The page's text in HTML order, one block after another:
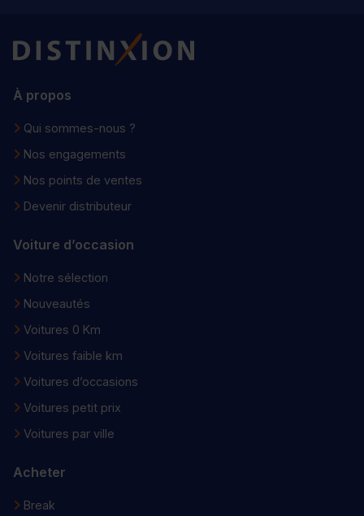
Distinxion
À propos
Qui sommes-nous ?
Nos engagements
Nos points de ventes
Devenir distributeur
Voiture d’occasion
Notre sélection
Nouveautés
Voitures 0 Km
Voitures faible km
Voitures d’occasions
Voitures petit prix
Voitures par ville
Acheter
Break